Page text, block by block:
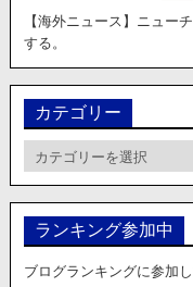
【海外ニュース】ニュー
する。
カテゴリー
テ
リ
ランキング参加中
ブログランキングに参加し